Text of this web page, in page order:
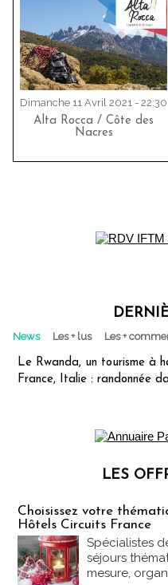
Dimanche 11 Avril 2021 - 22:30
Alta Rocca / Côte des
Nacres
News Les + lus Les +
Le Rwanda, un tourisme à
France, Italie : randonnée
LES
Choisissez votre
Hôtels Circuits France
Spécialistes
séjours
mesure,